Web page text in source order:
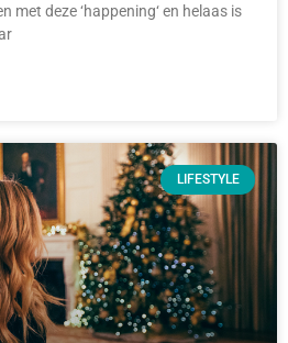
met deze ‘happening‘ en helaas is
LIFESTYLE